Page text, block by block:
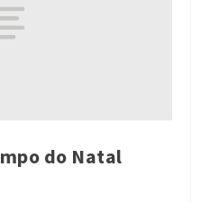
do Natal